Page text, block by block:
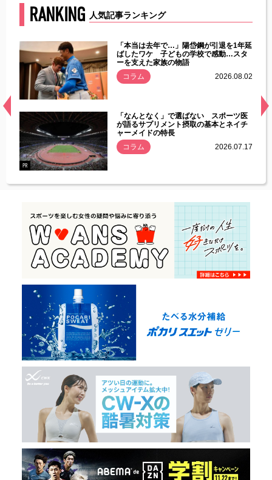
RANKING 人気記事ランキング
常
「本当は去年で…」陽岱鋼が引退を1年延
ばしたワケ 子どもの学校で感動…スタ
ーを支えた家族の物語
コラム
2026.08.02
PR
「なんとなく」で選ばない スポーツ医
が語るサプリメント摂取の基本とネイチ
ャーメイドの特長
コラム
2026.07.17